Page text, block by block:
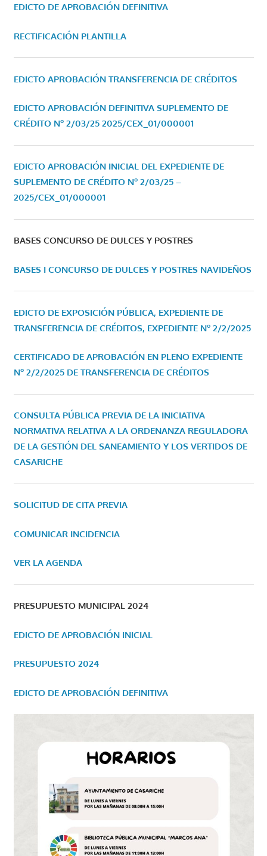
EDICTO DE APROBACIÓN DEFINITIVA
RECTIFICACIÓN PLANTILLA
EDICTO APROBACIÓN TRANSFERENCIA DE CRÉDITOS
EDICTO APROBACIÓN DEFINITIVA SUPLEMENTO DE
CRÉDITO Nº 2/03/25 2025/CEX_01/000001
EDICTO APROBACIÓN INICIAL DEL EXPEDIENTE DE
SUPLEMENTO DE CRÉDITO Nº 2/03/25 –
2025/CEX_01/000001
BASES CONCURSO DE DULCES Y POSTRES
BASES I CONCURSO DE DULCES Y POSTRES NAVIDEÑOS
EDICTO DE EXPOSICIÓN PÚBLICA, EXPEDIENTE DE
TRANSFERENCIA DE CRÉDITOS, EXPEDIENTE Nº 2/2/2025
CERTIFICADO DE APROBACIÓN EN PLENO EXPEDIENTE
Nº 2/2/2025 DE TRANSFERENCIA DE CRÉDITOS
CONSULTA PÚBLICA PREVIA DE LA INICIATIVA
NORMATIVA RELATIVA A LA ORDENANZA REGULADORA
DE LA GESTIÓN DEL SANEAMIENTO Y LOS VERTIDOS DE
CASARICHE
SOLICITUD DE CITA PREVIA
COMUNICAR INCIDENCIA
VER LA AGENDA
PRESUPUESTO MUNICIPAL 2024
EDICTO DE APROBACIÓN INICIAL
PRESUPUESTO 2024
EDICTO DE APROBACIÓN DEFINITIVA